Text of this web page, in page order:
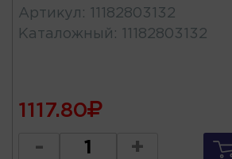
Артикул :
11182803132
Каталожный : 11182803132
1117.80
- +